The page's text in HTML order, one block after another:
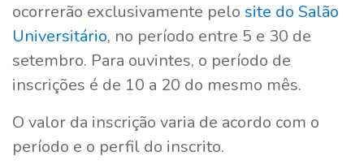
ocorrerão exclusivamente pelo site do Salão
Universitário, no período entre 5 e 30 de
setembro. Para ouvintes, o período de
inscrições é de 10 a 20 do mesmo mês.
O valor da inscrição varia de acordo com o
período e o perfil do inscrito.